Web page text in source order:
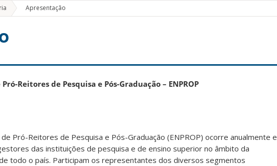
» Apresentação
Reitores de Pesquisa e Pós-Graduação – ENPROP
Pró-Reitores de Pesquisa e Pós-Graduação (ENPROP) ocorre anualmente e
das instituições de pesquisa e de ensino superior no âmbito da
todo o país. Participam os representantes dos diversos segmentos